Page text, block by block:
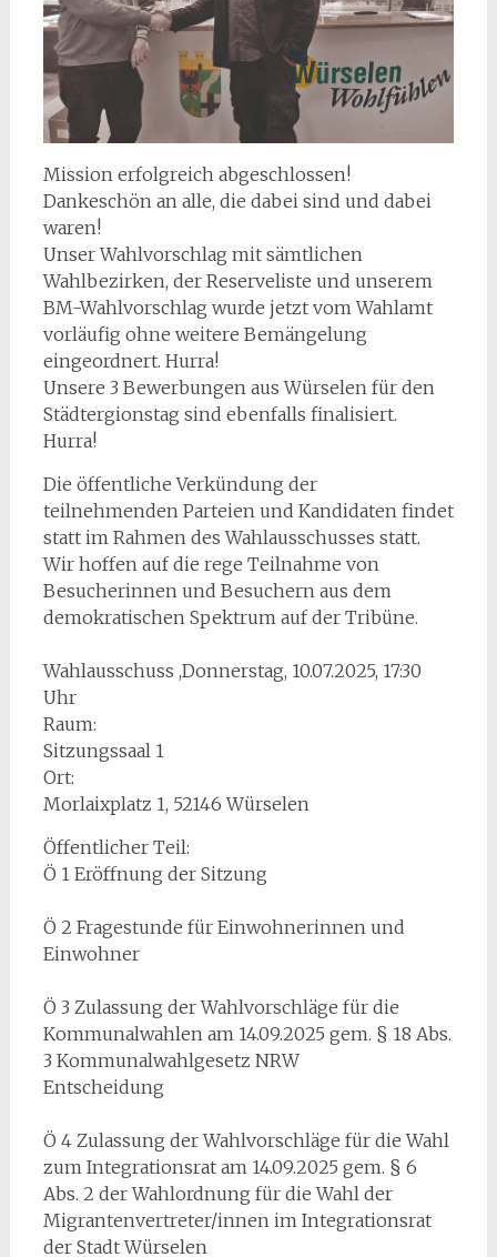
Mission erfolgreich abgeschlossen!
Dankeschön an alle, die dabei sind und dabei
waren!
Unser Wahlvorschlag mit sämtlichen
Wahlbezirken, der Reserveliste und unserem
BM-Wahlvorschlag wurde jetzt vom Wahlamt
vorläufig ohne weitere Bemängelung
eingeordnert. Hurra!
Unsere 3 Bewerbungen aus Würselen für den
Städtergionstag sind ebenfalls finalisiert.
Hurra!
Die öffentliche Verkündung der
teilnehmenden Parteien und Kandidaten findet
statt im Rahmen des Wahlausschusses statt.
Wir hoffen auf die rege Teilnahme von
Besucherinnen und Besuchern aus dem
demokratischen Spektrum auf der Tribüne.
Wahlausschuss ,Donnerstag, 10.07.2025, 17:30
Uhr
Raum:
Sitzungssaal 1
Ort:
Morlaixplatz 1, 52146 Würselen
Öffentlicher Teil:
Ö 1 Eröffnung der Sitzung
Ö 2 Fragestunde für Einwohnerinnen und
Einwohner
Ö 3 Zulassung der Wahlvorschläge für die
Kommunalwahlen am 14.09.2025 gem. § 18 Abs.
3 Kommunalwahlgesetz NRW
Entscheidung
Ö 4 Zulassung der Wahlvorschläge für die Wahl
zum Integrationsrat am 14.09.2025 gem. § 6
Abs. 2 der Wahlordnung für die Wahl der
Migrantenvertreter/innen im Integrationsrat
der Stadt Würselen